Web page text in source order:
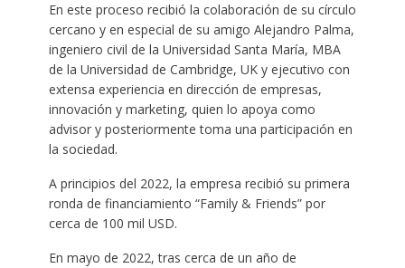
En este proceso recibió la colaboración de su círculo
cercano y en especial de su amigo Alejandro Palma,
ingeniero civil de la Universidad Santa María, MBA
de la Universidad de Cambridge, UK y ejecutivo con
extensa experiencia en dirección de empresas,
innovación y marketing, quien lo apoya como
advisor y posteriormente toma una participación en
la sociedad.
A principios del 2022, la empresa recibió su primera
ronda de financiamiento “Family & Friends” por
cerca de 100 mil USD.
En mayo de 2022, tras cerca de un año de